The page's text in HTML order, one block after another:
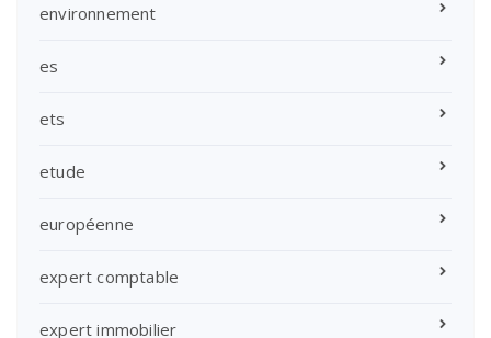
environnement
es
ets
etude
européenne
expert comptable
expert immobilier